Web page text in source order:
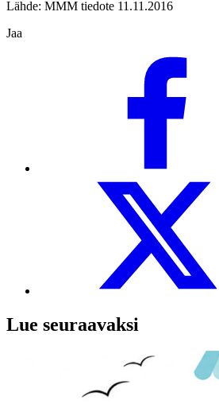
Lähde: MMM tiedote 11.11.2016
Jaa
Lue seuraavaksi